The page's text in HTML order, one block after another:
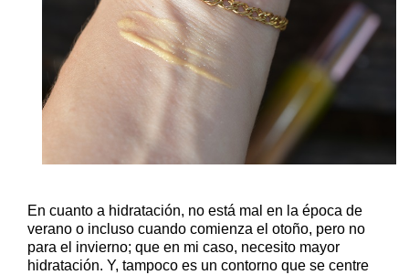
En cuanto a hidratación, no está mal en la época de
verano o incluso cuando comienza el otoño, pero no
para el invierno; que en mi caso, necesito mayor
hidratación. Y, tampoco es un contorno que se centre